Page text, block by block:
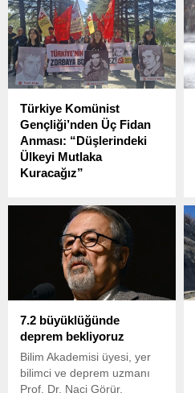
Türkiye Komünist
Gençliği’nden Üç Fidan
Anması: “Düşlerindeki
Ülkeyi Mutlaka
Kuracağız”
(TKG), 6 Mayıs 1972’de
idam edilen devrimci
gençler Deniz Gezmiş,
Yusuf Aslan ve Hüseyin
İnan’ı anmak için
Türkiye’nin dört bir yanında
7.2 büyüklüğünde
deprem bekliyoruz
Bilim Akademisi üyesi, yer
bilimci ve deprem uzmanı
Prof. Dr. Naci Görür,